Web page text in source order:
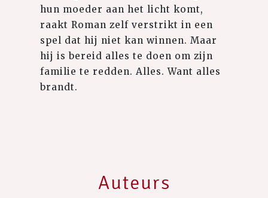
hun moeder aan het licht komt,
raakt Roman zelf verstrikt in een
spel dat hij niet kan winnen. Maar
hij is bereid alles te doen om zijn
familie te redden. Alles. Want alles
brandt.⁠
Auteurs